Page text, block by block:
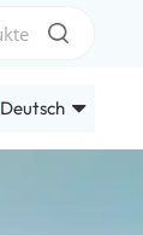
Deutsch